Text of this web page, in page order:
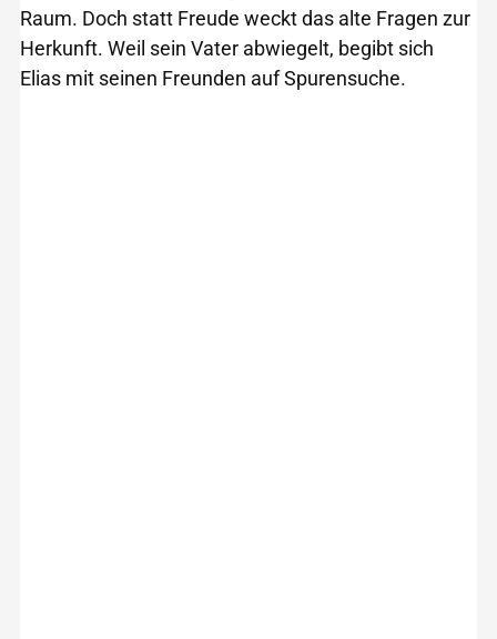
Raum. Doch statt Freude weckt das alte Fragen zur
Herkunft. Weil sein Vater abwiegelt, begibt sich
Elias mit seinen Freunden auf Spurensuche.